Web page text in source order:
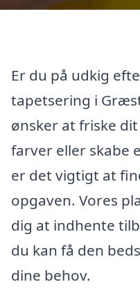
Er du på udkig
tapetsering i
ønsker at friske
farver eller skabe
er det vigtigt at
opgaven. Vores
dig at indhente
du kan få den
dine behov.